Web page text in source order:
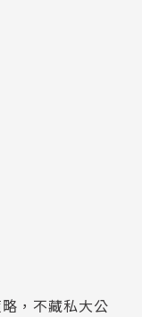
，不藏私大公